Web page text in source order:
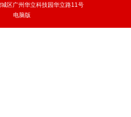
区广州华立科技园华立路11号
电脑版